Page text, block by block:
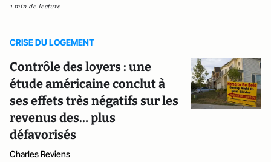
1 min de lecture
CRISE DU LOGEMENT
Contrôle des loyers : une
étude américaine conclut à
ses effets très négatifs sur les
revenus des… plus
défavorisés
Charles Reviens